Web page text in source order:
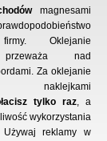
magnesami
Oklejanie
przeważa nad
Za oklejanie
naklejkami
tylko raz, a
wykorzystania
reklamy w